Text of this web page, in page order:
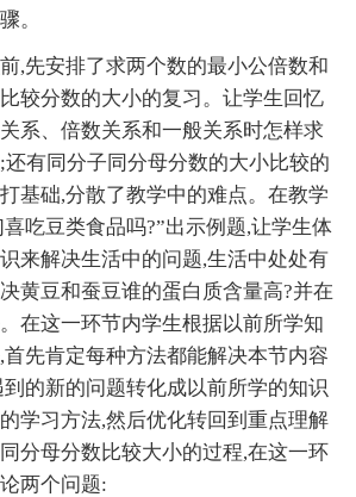
。
,先安排了求两个数的最小公倍数和
较分数的大小的复习。让学生回忆
系、倍数关系和一般关系时怎样求
有同分子同分母分数的大小比较的
基础,分散了教学中的难点。在教学
吃豆类食品吗?”出示例题,让学生体
来解决生活中的问题,生活中处处有
黄豆和蚕豆谁的蛋白质含量高?并在
在这一环节内学生根据以前所学知
先肯定每种方法都能解决本节内容
的新的问题转化成以前所学的知识
学习方法,然后优化转回到重点理解
分母分数比较大小的过程,在这一环
两个问题: